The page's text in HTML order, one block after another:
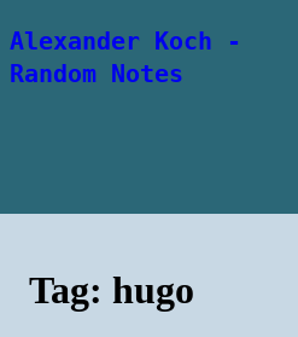
Alexander Koch -
Random Notes
Tag: hugo